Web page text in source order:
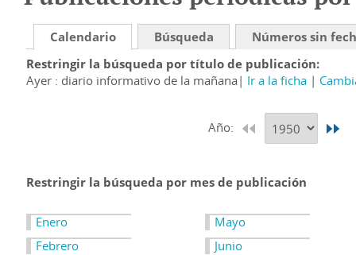
Calendario Búsqueda
Números sin
Restringir la búsqueda por título de publicación
Ayer : diario informativo de la mañana
Ir a la ficha
Año:
Restringir la búsqueda por mes de publicación
Enero
Febrero
Mayo
Junio